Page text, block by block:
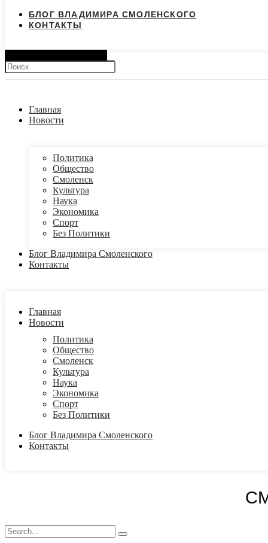
БЛОГ ВЛАДИМИРА СМОЛЕНСКОГО
КОНТАКТЫ
Главная
Новости
Политика
Общество
Смоленск
Культура
Наука
Экономика
Спорт
Без Политики
Блог Владимира Смоленского
Контакты
Главная
Новости
Политика
Общество
Смоленск
Культура
Наука
Экономика
Спорт
Без Политики
Блог Владимира Смоленского
Контакты